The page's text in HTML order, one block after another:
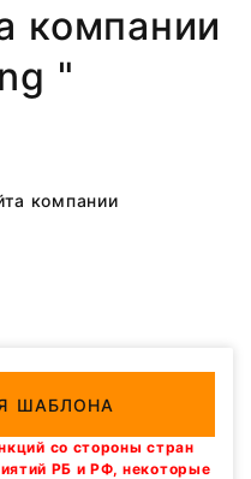
компании
"
ШАБЛОНА
со стороны стран
РБ и РФ, некоторые